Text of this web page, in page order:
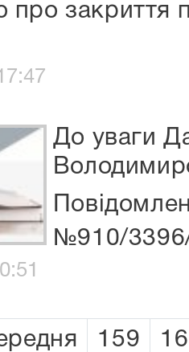
про закриття
До уваги
№910/
159